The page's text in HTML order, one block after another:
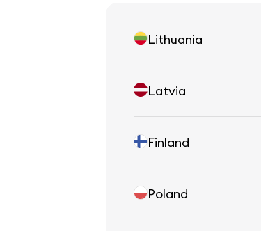
Lithuania
Latvia
Finland
Poland